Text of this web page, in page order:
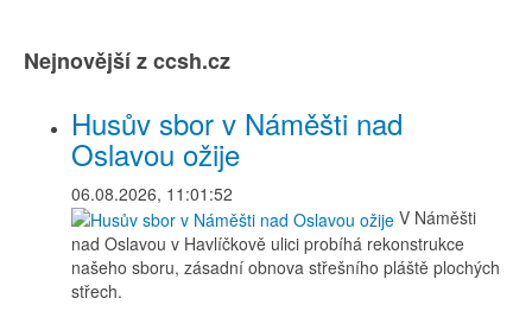
Nejnovější z ccsh.cz
Husův sbor v Náměšti nad
Oslavou ožije
06.08.2026, 11:01:52
V Náměšti
nad Oslavou v Havlíčkově ulici probíhá rekonstrukce
našeho sboru, zásadní obnova střešního pláště plochých
střech.